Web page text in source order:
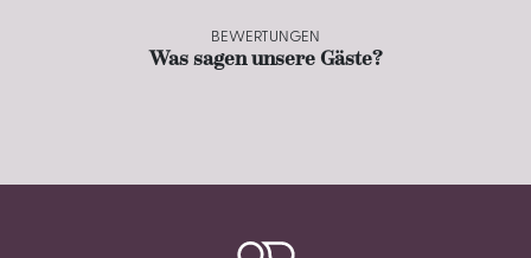
BEWERTUNGEN
Was sagen unsere Gäste?